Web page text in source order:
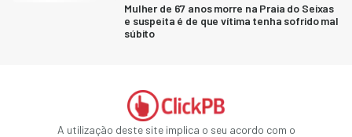
Mulher de 67 anos morre na Praia do Seixas
e suspeita é de que vítima tenha sofrido mal
súbito
A utilização deste site implica o seu acordo com o